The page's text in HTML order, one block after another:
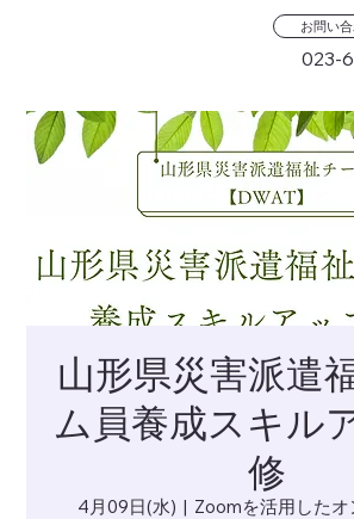
お問い
023-
山形県災害派遣
ム員養成スキル
修
4月09日(水)
  |
Zoomを活用した